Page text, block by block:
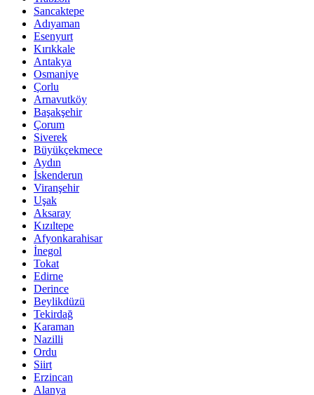
Sancaktepe
Adıyaman
Esenyurt
Kırıkkale
Antakya
Osmaniye
Çorlu
Arnavutköy
Başakşehir
Çorum
Siverek
Büyükçekmece
Aydın
İskenderun
Viranşehir
Uşak
Aksaray
Kızıltepe
Afyonkarahisar
İnegol
Tokat
Edirne
Derince
Beylikdüzü
Tekirdağ
Karaman
Nazilli
Ordu
Siirt
Erzincan
Alanya